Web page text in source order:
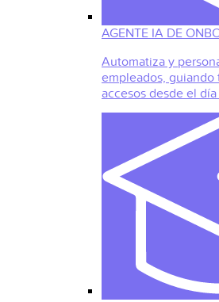
AGENTE IA DE
Automatiza y
empleados, guiando
accesos desde el